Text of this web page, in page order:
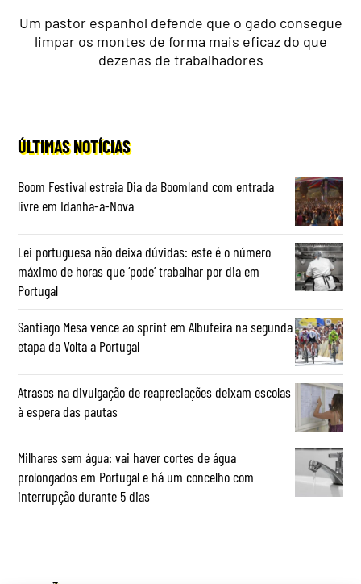
Um pastor espanhol defende que o gado consegue
limpar os montes de forma mais eficaz do que
dezenas de trabalhadores
ÚLTIMAS NOTÍCIAS
Boom Festival estreia Dia da Boomland com entrada
livre em Idanha-a-Nova
Lei portuguesa não deixa dúvidas: este é o número
máximo de horas que ‘pode’ trabalhar por dia em
Portugal
Santiago Mesa vence ao sprint em Albufeira na segunda
etapa da Volta a Portugal
Atrasos na divulgação de reapreciações deixam escolas
à espera das pautas
Milhares sem água: vai haver cortes de água
prolongados em Portugal e há um concelho com
interrupção durante 5 dias